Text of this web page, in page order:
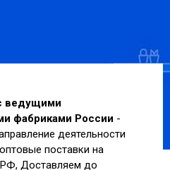
ведущими
фабриками России -
деятельности
поставки на
РФ, Доставляем до